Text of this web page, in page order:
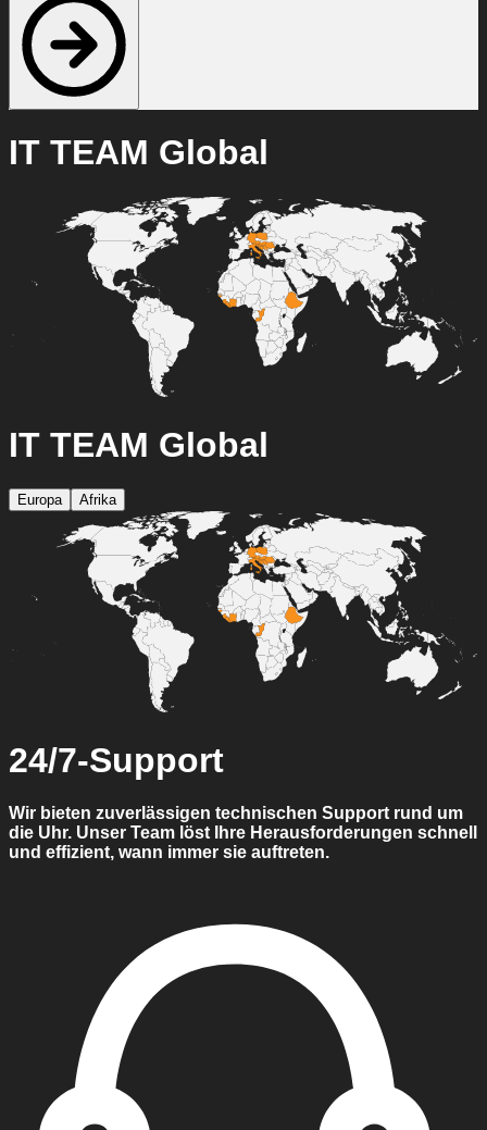
IT TEAM Global
IT TEAM Global
Europa Afrika
24/7-Support
Wir bieten zuverlässigen technischen Support rund um
die Uhr. Unser Team löst Ihre Herausforderungen schnell
und effizient, wann immer sie auftreten.